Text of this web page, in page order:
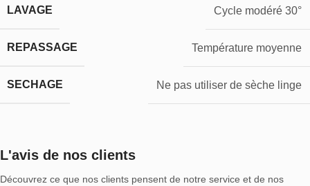
LAVAGE Cycle modéré 30°
REPASSAGE Température moyenne
SECHAGE Ne pas utiliser de sèche linge
L'avis de nos clients
Découvrez ce que nos clients pensent de notre service et de nos